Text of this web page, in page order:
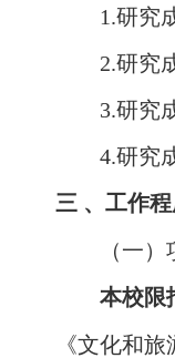
1.研究
2.研究
3.研究
4.研究
三 、工作
（一
本校限
《文化和